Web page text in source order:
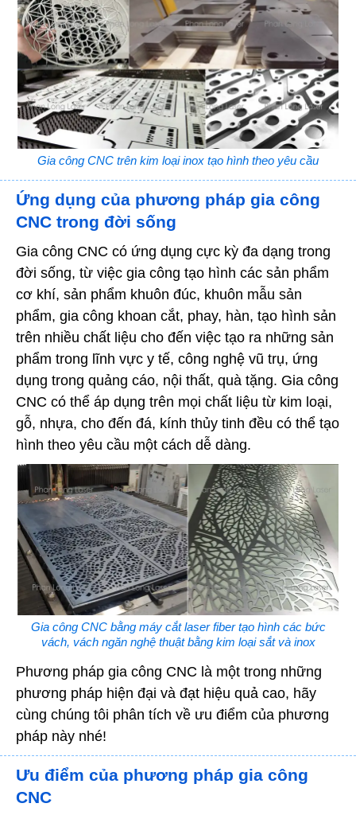
Gia công CNC trên kim loại inox tạo hình theo yêu cầu
Ứng dụng của phương pháp gia công
CNC trong đời sống
Gia công CNC có ứng dụng cực kỳ đa dạng trong
đời sống, từ việc gia công tạo hình các sản phẩm
cơ khí, sản phẩm khuôn đúc, khuôn mẫu sản
phẩm, gia công khoan cắt, phay, hàn, tạo hình sản
trên nhiều chất liệu cho đến việc tạo ra những sản
phẩm trong lĩnh vực y tế, công nghệ vũ trụ, ứng
dụng trong quảng cáo, nội thất, quà tặng. Gia công
CNC có thể áp dụng trên mọi chất liệu từ kim loại,
gỗ, nhựa, cho đến đá, kính thủy tinh đều có thể tạo
hình theo yêu cầu một cách dễ dàng.
Gia công CNC bằng máy cắt laser fiber tạo hình các bức
vách, vách ngăn nghệ thuật bằng kim loại sắt và inox
Phương pháp gia công CNC là một trong những
phương pháp hiện đại và đạt hiệu quả cao, hãy
cùng chúng tôi phân tích về ưu điểm của phương
pháp này nhé!
Ưu điểm của phương pháp gia công
CNC